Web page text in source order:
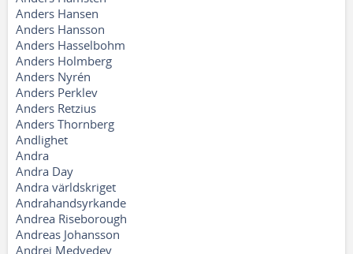
Anders Hansen
Anders Hansson
Anders Hasselbohm
Anders Holmberg
Anders Nyrén
Anders Perklev
Anders Retzius
Anders Thornberg
Andlighet
Andra
Andra Day
Andra världskriget
Andrahandsyrkande
Andrea Riseborough
Andreas Johansson
Andrej Medvedev